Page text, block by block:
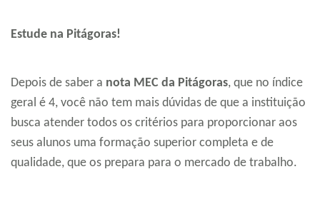
Estude na Pitágoras!
Depois de saber a nota MEC da Pitágoras, que no índice
geral é 4, você não tem mais dúvidas de que a instituição
busca atender todos os critérios para proporcionar aos
seus alunos uma formação superior completa e de
qualidade, que os prepara para o mercado de trabalho.